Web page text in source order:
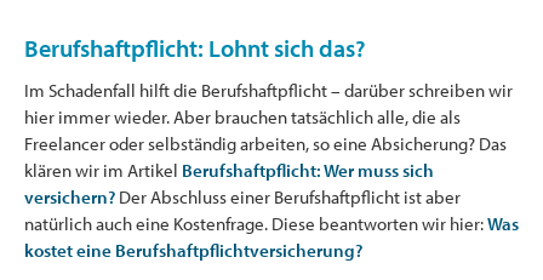
Berufshaftpflicht: Lohnt sich das?
Im Schadenfall hilft die Berufshaftpflicht – darüber schreiben wir
hier immer wieder. Aber brauchen tatsächlich alle, die als
Freelancer oder selbständig arbeiten, so eine Absicherung? Das
klären wir im Artikel Berufshaftpflicht: Wer muss sich
versichern? Der Abschluss einer Berufshaftpflicht ist aber
natürlich auch eine Kostenfrage. Diese beantworten wir hier:Was
kostet eine Berufshaftpflichtversicherung?